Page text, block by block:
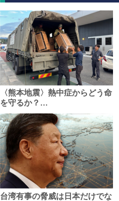
〈熊本地震〉熱中症からどう命
を守るか？…
台湾有事の脅威は日本だけでな